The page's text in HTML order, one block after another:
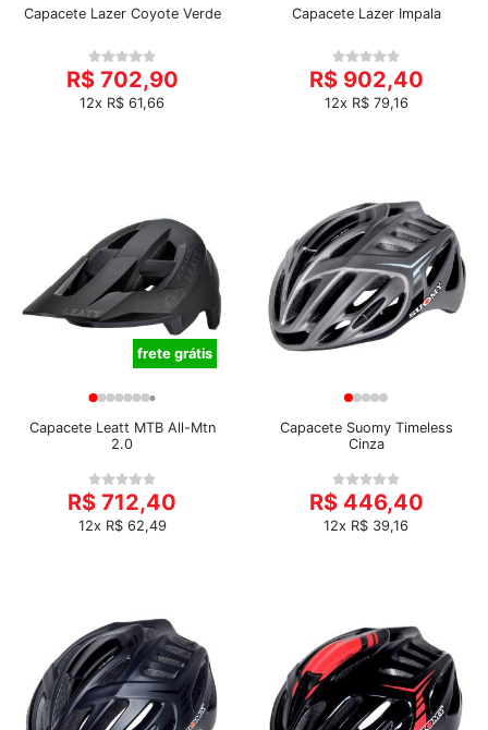
Capacete Lazer Coyote Verde
R$ 702,90
12x R$ 61,66
Capacete Lazer Impala
R$ 902,40
12x R$ 79,16
frete grátis
Capacete Leatt MTB All-Mtn
2.0
R$ 712,40
12x R$ 62,49
Capacete Suomy Timeless
Cinza
R$ 446,40
12x R$ 39,16